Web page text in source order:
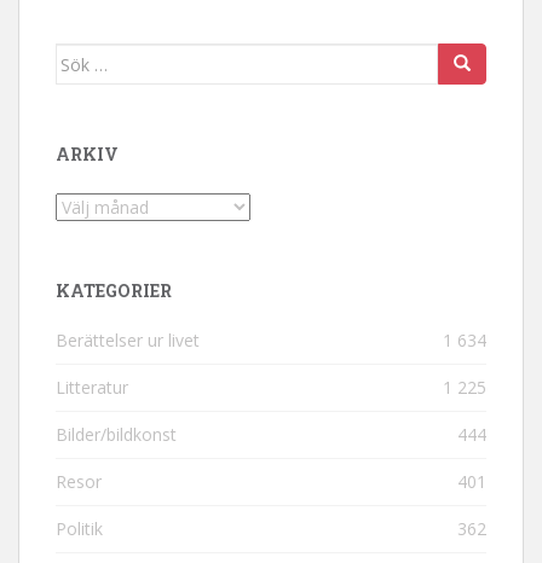
Sök efter:
ARKIV
Arkiv
KATEGORIER
Berättelser ur livet 1 634
Litteratur 1 225
Bilder/bildkonst 444
Resor 401
Politik 362